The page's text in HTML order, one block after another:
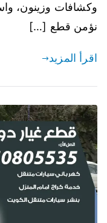
وكشافات وزينون،
نؤمن قطع […]
اقرأ المزيد